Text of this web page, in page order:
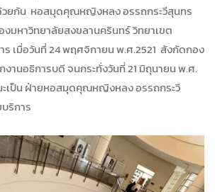
วยกัน หอสมุดคุณหญิงหลง อรรถกระวีสุนทร
มหาวิทยาลัยสงขลานครินทร์ วิทยาเขต
ร เมื่อวันที่ 24 พฤศจิกายน พ.ศ.2521 สังกัดกอง
านอธิการบดี จนกระทั่งวันที่ 21 มิถุนายน พ.ศ.
ะเป็น ฝ่ายหอสมุดคุณหญิงหลง อรรถกระวี
ริการ